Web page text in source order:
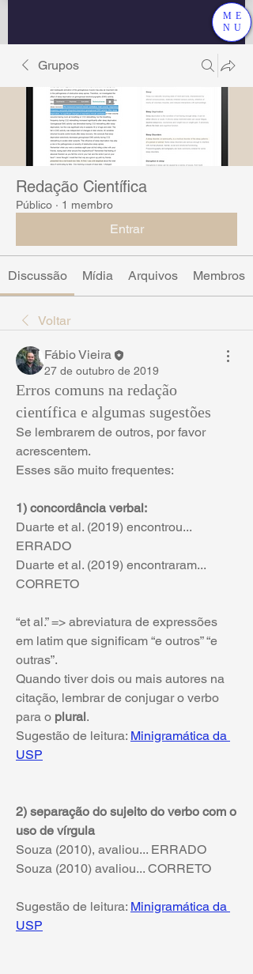
ME
NU
Grupos
Redação Científica
Público · 1 membro
Entrar
Discussão Mídia Arquivos Membros
Voltar
Fábio Vieira
27 de outubro de 2019
Erros comuns na redação
científica e algumas sugestões
Se lembrarem de outros, por favor
acrescentem.
Esses são muito frequentes:
1) concordância verbal:
Duarte et al. (2019) encontrou...
ERRADO
Duarte et al. (2019) encontraram...
CORRETO
“et al.” => abreviatura de expressões
em latim que significam “e outros” “e
outras”.
Quando tiver dois ou mais autores na
citação, lembrar de conjugar o verbo
para o plural.
Sugestão de leitura: Minigramática da
USP
2) separação do sujeito do verbo com o
uso de vírgula
Souza (2010), avaliou... ERRADO
Souza (2010) avaliou... CORRETO
Sugestão de leitura: Minigramática da
USP